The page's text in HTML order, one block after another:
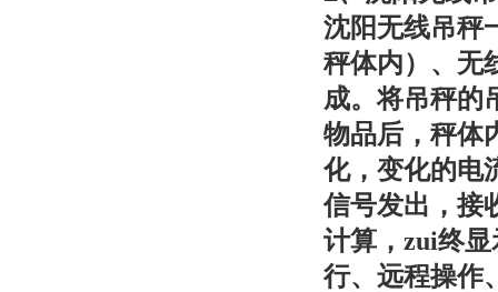
沈阳无线吊秤
秤体内）、无
成。将吊秤的
物品后，秤体
化，变化的电
信号发出，接
计算，zui终
行、远程操作